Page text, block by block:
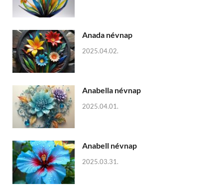
Anada névnap
2025.04.02.
Anabella névnap
2025.04.01.
Anabell névnap
2025.03.31.